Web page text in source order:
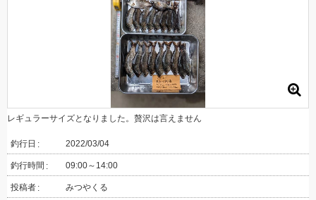
レギュラーサイズとなりました。贅沢は言えません
釣行日 2022/03/04
釣行時間 09:00～14:00
投稿者 みつやくる